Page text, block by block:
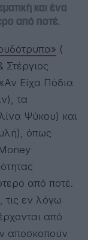
και ένα
από ποτέ.
(
«Αν Είχα Πόδια
τα
Ψύκου) και
όπως
από ποτέ.
τις εν λόγω
από
αποσκοπούν